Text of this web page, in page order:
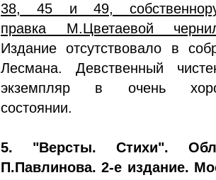
38, 45 и 49,
правка М.Цветаевой
Издание отсутствовало в
Лесмана. Девственный
экземпляр в очень
состоянии.
5. "Версты. Стихи".
П.Павлинова. 2-е издание.